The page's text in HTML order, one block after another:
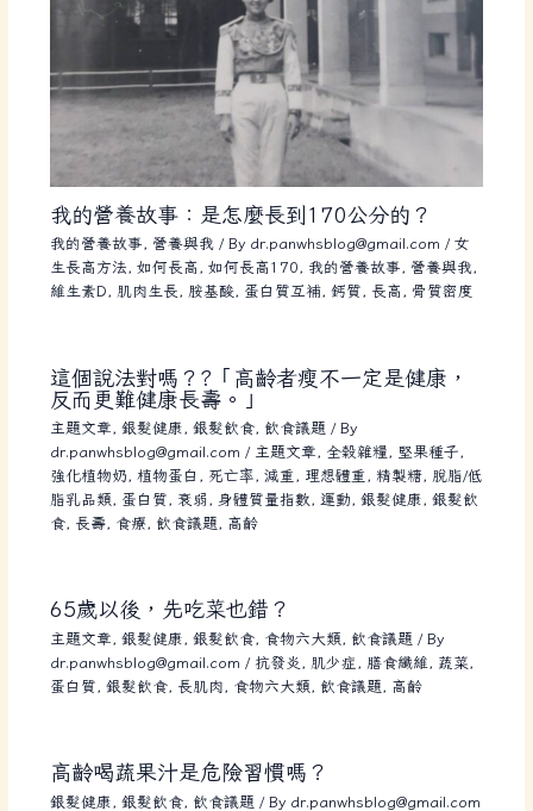
我的營養故事：是怎麼長到170公分的？
我的營養故事, 營養與我/ By dr.panwhsblog@gmail.com / 女
生長高方法, 如何長高 , 如何長高170, 我的營養故事, 營養與我,
維生素D, 肌肉生長, 胺基酸, 蛋白質互補, 鈣質, 長高 , 骨質密度
這個說法對嗎？?「高齡者瘦不一定是健康，
反而更難健康長壽。」
主題文章, 銀髮健康, 銀髮飲食, 飲食議題 / By
dr.panwhsblog@gmail.com / 主題文章, 全榖雜糧, 堅果種子,
強化植物奶, 植物蛋白 , 死亡率, 減重 , 理想體重 , 精製糖, 脫脂/低
脂乳品類, 蛋白質, 衰弱, 身體質量指數, 運動, 銀髮健康, 銀髮飲
食, 長壽, 食療, 飲食議題, 高齡
65歲以後，先吃菜也錯？
主題文章, 銀髮健康, 銀髮飲食, 食物六大類, 飲食議題 / By
dr.panwhsblog@gmail.com / 抗發炎 , 肌少症 , 膳食纖維, 蔬菜,
蛋白質, 銀髮飲食, 長肌肉, 食物六大類, 飲食議題, 高齡
高齡喝蔬果汁是危險習慣嗎？
銀髮健康 銀髮飲食, 飲食議題 / By dr.panwhsblog@gmail.com